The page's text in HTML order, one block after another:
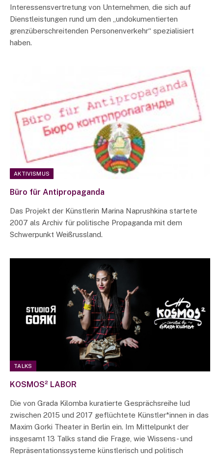
Interessensvertretung von Unternehmen, die sich auf
Dienstleistungen rund um den „undokumentierten
grenzüberschreitenden Personenverkehr“ spezialisiert
haben.
AKTIVISMUS
Büro für Antipropaganda
Das Projekt der Künstlerin Marina Naprushkina startete
2007 als Archiv für politische Propaganda mit dem
Schwerpunkt Weißrussland.
TALKS
KOSMOS² LABOR
Die von Grada Kilomba kuratierte Gesprächsreihe lud
zwischen 2015 und 2017 geflüchtete Künstler*innen in das
Maxim Gorki Theater in Berlin ein. Im Mittelpunkt der
insgesamt 13 Talks stand die Frage, wie Wissens- und
Repräsentationssysteme künstlerisch und politisch